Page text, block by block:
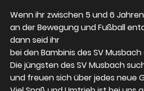
Wenn ihr zwischen 5 und 6
an der Bewegung und Fußball
dann seid ihr
bei den Bambinis des SV
Die jüngsten des SV Musbach
und freuen sich über jedes neue